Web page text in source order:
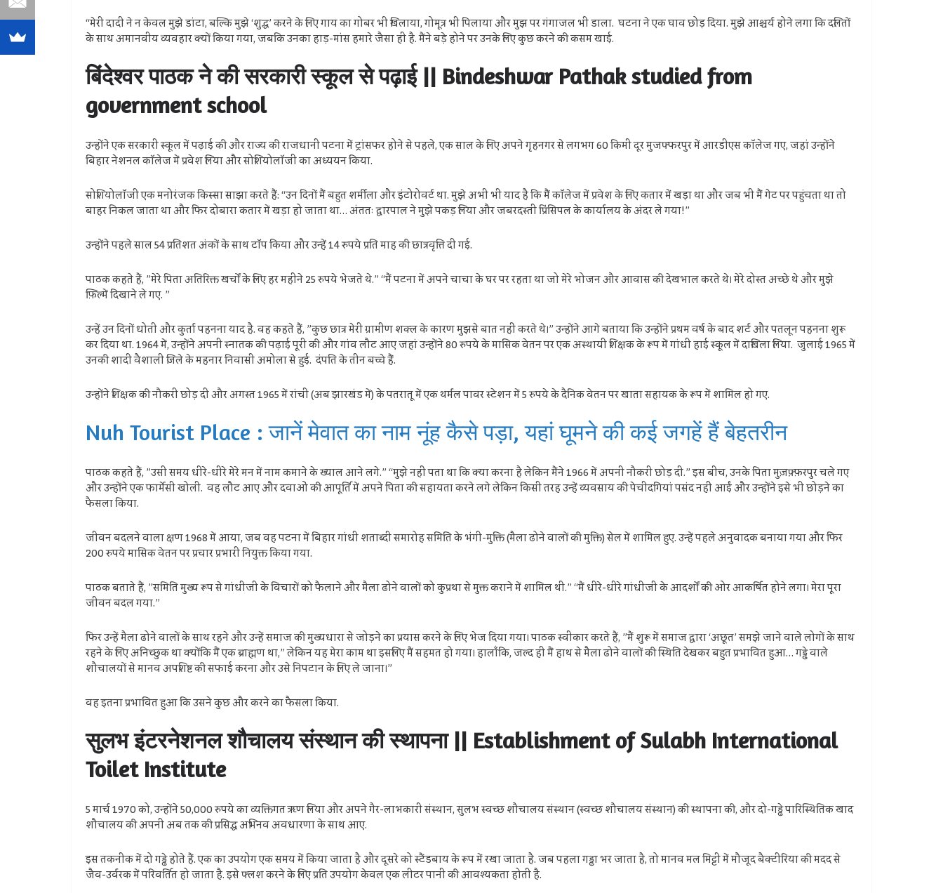
“मेरी दादी ने न केवल मुझे डांटा, बल्कि मुझे ‘शुद्ध’ करने के लिए गाय का गोबर भी खिलाया, गोमूत्र भी पिलाया और मुझ पर गंगाजल भी डाला. घटना ने एक घाव छोड़ दिया. मुझे आश्चर्य होने लगा कि दलितों
के साथ अमानवीय व्यवहार क्यों किया गया, जबकि उनका हाड़-मांस हमारे जैसा ही है. मैंने बड़े होने पर उनके लिए कुछ करने की कसम खाई.
बिंदेश्वर पाठक ने की सरकारी स्कूल से पढ़ाई || Bindeshwar Pathak studied from
government school
उन्होंने एक सरकारी स्कूल में पढ़ाई की और राज्य की राजधानी पटना में ट्रांसफर होने से पहले, एक साल के लिए अपने गृहनगर से लगभग 60 किमी दूर मुजफ्फरपुर में आरडीएस कॉलेज गए, जहां उन्होंने
बिहार नेशनल कॉलेज में प्रवेश लिया और सोशियोलॉजी का अध्ययन किया.
सोशियोलॉजी एक मनोरंजक किस्सा साझा करते हैं: “उन दिनों मैं बहुत शर्मीला और इंटोरोवर्ट था. मुझे अभी भी याद है कि मैं कॉलेज में प्रवेश के लिए कतार में खड़ा था और जब भी मैं गेट पर पहुंचता था तो
बाहर निकल जाता था और फिर दोबारा कतार में खड़ा हो जाता था… अंततः द्वारपाल ने मुझे पकड़ लिया और जबरदस्ती प्रिंसिपल के कार्यालय के अंदर ले गया!”
उन्होंने पहले साल 54 प्रतिशत अंकों के साथ टॉप किया और उन्हें 14 रुपये प्रति माह की छात्रवृत्ति दी गई.
पाठक कहते हैं, ”मेरे पिता अतिरिक्त खर्चों के लिए हर महीने 25 रुपये भेजते थे.” “मैं पटना में अपने चाचा के घर पर रहता था जो मेरे भोजन और आवास की देखभाल करते थे। मेरे दोस्त अच्छे थे और मुझे
फ़िल्में दिखाने ले गए. ”
उन्हें उन दिनों धोती और कुर्ता पहनना याद है. वह कहते हैं, ”कुछ छात्र मेरी ग्रामीण शक्ल के कारण मुझसे बात नहीं करते थे।” उन्होंने आगे बताया कि उन्होंने प्रथम वर्ष के बाद शर्ट और पतलून पहनना शुरू
कर दिया था. 1964 में, उन्होंने अपनी स्नातक की पढ़ाई पूरी की और गांव लौट आए जहां उन्होंने 80 रुपये के मासिक वेतन पर एक अस्थायी शिक्षक के रूप में गांधी हाई स्कूल में दाखिला लिया. जुलाई 1965 में
उनकी शादी वैशाली जिले के महनार निवासी अमोला से हुई. दंपति के तीन बच्चे हैं.
उन्होंने शिक्षक की नौकरी छोड़ दी और अगस्त 1965 में रांची (अब झारखंड में) के पतरातू में एक थर्मल पावर स्टेशन में 5 रुपये के दैनिक वेतन पर खाता सहायक के रूप में शामिल हो गए.
Nuh Tourist Place : जानें मेवात का नाम नूंह कैसे पड़ा, यहां घूमने की कई जगहें हैं बेहतरीन
पाठक कहते हैं, ”उसी समय धीरे-धीरे मेरे मन में नाम कमाने के ख्याल आने लगे.” “मुझे नहीं पता था कि क्या करना है लेकिन मैंने 1966 में अपनी नौकरी छोड़ दी.” इस बीच, उनके पिता मुज़फ़्फ़रपुर चले गए
और उन्होंने एक फार्मेसी खोली. वह लौट आए और दवाओं की आपूर्ति में अपने पिता की सहायता करने लगे लेकिन किसी तरह उन्हें व्यवसाय की पेचीदगियां पसंद नहीं आईं और उन्होंने इसे भी छोड़ने का
फैसला किया.
जीवन बदलने वाला क्षण 1968 में आया, जब वह पटना में बिहार गांधी शताब्दी समारोह समिति के भंगी-मुक्ति (मैला ढोने वालों की मुक्ति) सेल में शामिल हुए. उन्हें पहले अनुवादक बनाया गया और फिर
200 रुपये मासिक वेतन पर प्रचार प्रभारी नियुक्त किया गया.
पाठक बताते हैं, ”समिति मुख्य रूप से गांधीजी के विचारों को फैलाने और मैला ढोने वालों को कुप्रथा से मुक्त कराने में शामिल थी.” “मैं धीरे-धीरे गांधीजी के आदर्शों की ओर आकर्षित होने लगा। मेरा पूरा
जीवन बदल गया.”
फिर उन्हें मैला ढोने वालों के साथ रहने और उन्हें समाज की मुख्यधारा से जोड़ने का प्रयास करने के लिए भेज दिया गया। पाठक स्वीकार करते हैं, ”मैं शुरू में समाज द्वारा ‘अछूत’ समझे जाने वाले लोगों के साथ
रहने के लिए अनिच्छुक था क्योंकि मैं एक ब्राह्मण था,” लेकिन यह मेरा काम था इसलिए मैं सहमत हो गया। हालाँकि, जल्द ही मैं हाथ से मैला ढोने वालों की स्थिति देखकर बहुत प्रभावित हुआ… गड्ढे वाले
शौचालयों से मानव अपशिष्ट की सफाई करना और उसे निपटान के लिए ले जाना।”
वह इतना प्रभावित हुआ कि उसने कुछ और करने का फैसला किया.
सुलभ इंटरनेशनल शौचालय संस्थान की स्थापना || Establishment of Sulabh International
Toilet Institute
5 मार्च 1970 को, उन्होंने 50,000 रुपये का व्यक्तिगत ऋण लिया और अपने गैर-लाभकारी संस्थान, सुलभ स्वच्छ शौचालय संस्थान (स्वच्छ शौचालय संस्थान) की स्थापना की, और दो-गड्ढे पारिस्थितिक खाद
शौचालय की अपनी अब तक की प्रसिद्ध अभिनव अवधारणा के साथ आए.
इस तकनीक में दो गड्ढे होते हैं. एक का उपयोग एक समय में किया जाता है और दूसरे को स्टैंडबाय के रूप में रखा जाता है. जब पहला गड्ढा भर जाता है, तो मानव मल मिट्टी में मौजूद बैक्टीरिया की मदद से
जैव-उर्वरक में परिवर्तित हो जाता है. इसे फ्लश करने के लिए प्रति उपयोग केवल एक लीटर पानी की आवश्यकता होती है.